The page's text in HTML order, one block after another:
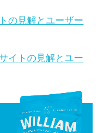
の見解とユーザー
イトの見解とユー